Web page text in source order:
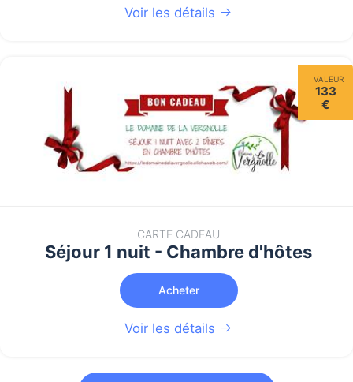
Voir les détails
VALEUR
133
€
CARTE CADEAU
Séjour 1 nuit - Chambre d'hôtes
Acheter
Voir les détails